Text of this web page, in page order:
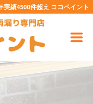
績4500件超え ココペイント